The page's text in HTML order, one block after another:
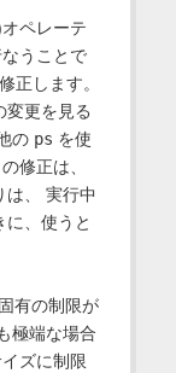
ペレーテ
うことで
正します。
変更を見る
の ps を使
修正は、
は、 実行中
、使うと
有の制限が
極端な場合
ズに制限